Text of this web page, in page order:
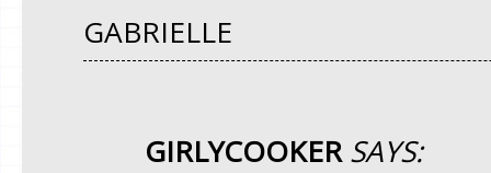
GABRIELLE
GIRLYCOOKER SAYS: